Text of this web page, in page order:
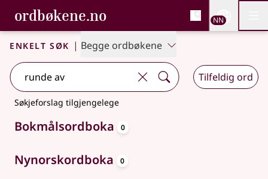
Gå til hovudinnhald
Tilgjenge
ordbøkene.no, Bokmålsordboka og
Bokmålsordboka og Nynorskordboka
NN
Enkelt søk | Begge ordbøkene
Tilfeldig ord
Søkjeforslag tilgjengelege
Bokmålsordboka 0
Nynorskordboka 0